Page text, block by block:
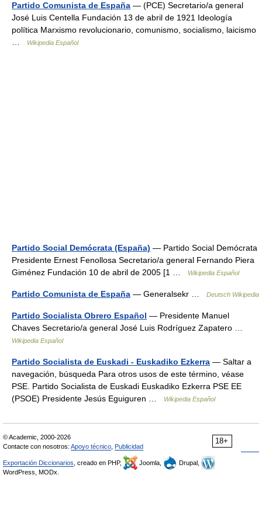
Partido Comunista de España — (PCE) Secretario/a general
José Luis Centella Fundación 13 de abril de 1921 Ideología
política Marxismo revolucionario, comunismo, socialismo, laicismo
Wikipedia Español
Partido Social Demócrata (España) — Partido Social Demócrata
Presidente Ernest Fenollosa Secretario/a general Fernando Piera
Giménez Fundación 10 de abril de 2005 [1 …
Wikipedia Español
Partido Comunista de España — General­sekr … Deutsch Wikipedia
Partido Socialista Obrero Español — Presidente Manuel
Chaves Secretario/a general José Luis Rodríguez Zapatero …
Wikipedia Español
Partido Socialista de Euskadi - Euskadiko Ezkerra — Saltar a
navegación, búsqueda Para otros usos de este término, véase
PSE. Partido Socialista de Euskadi Euskadiko Ezkerra PSE EE
(PSOE) Presidente Jesús Eguiguren …
Wikipedia Español
18+
© Academic, 2000-2026
Contacte con nosotros: Apoyo técnico Publicidad
Exportación Diccionarios , creado en PHP, Joomla,
Drupal,
WordPress, MODx.